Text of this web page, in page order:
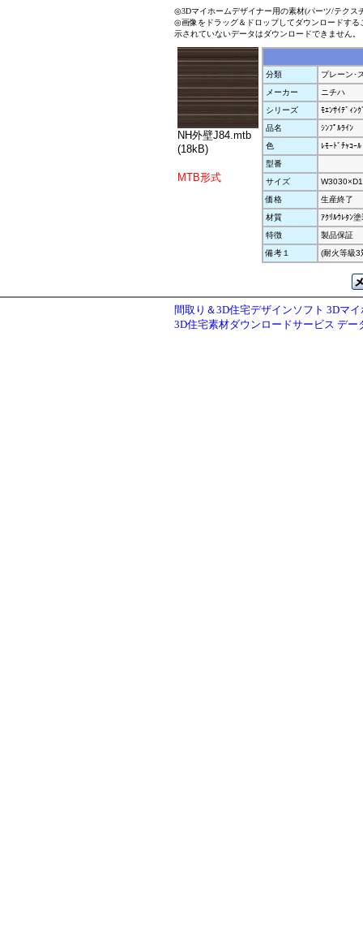
◎3Dマイホームデザイナー用の素材(パーツ/テクス
◎画像をドラッグ＆ドロップしてダウンロードす
示されていないデータはダウンロードできません。
NH外壁J84.mtb
(18kB)
MTB形式
分類
プレーン･
メーカー
ニチハ
シリーズ
ﾓｴﾝｻｲﾃﾞｨﾝ
品名
ｼﾝﾌﾟﾙﾗｲﾝ
色
ﾚﾓｰﾄﾞﾁｬｺｰﾙ
型番
サイズ
価格
生産終了
材質
ｱｸﾘﾙｳﾚﾀﾝ
特徴
製品保証
備考１
(耐火等級3
間取り＆3D住宅デザインソフト 3Dマ
3D住宅素材ダウンロードサービス デー